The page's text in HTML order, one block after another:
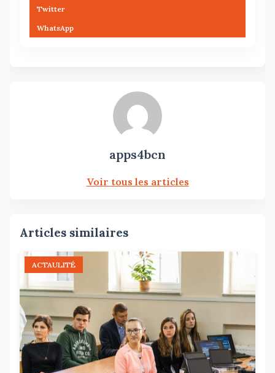
Twitter
WhatsApp
apps4bcn
Voir tous les articles
Articles similaires
ACTAULITÉ